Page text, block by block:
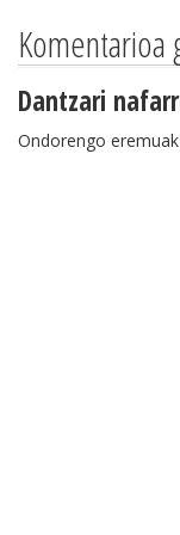
Komentarioa
Dantzari
Ondorengo